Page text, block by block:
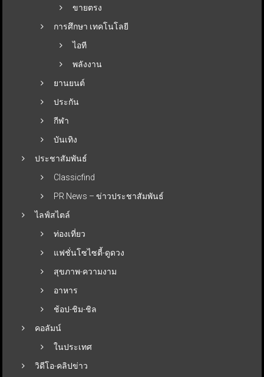
ขายตรง
การศึกษา เทคโนโลยี
ไอที
พลังงาน
ยานยนต์
ประกัน
กีฬา
บันเทิง
ประชาสัมพันธ์
Classicfind
PR News – ข่าวประชาสัมพันธ์
ไลฟ์สไตล์
ท่องเที่ยว
แฟชั่นโซไซตี้-ดูดวง
สุขภาพ-ความงาม
อาหาร
ช้อป-ชิม-ชิล
คอลัมน์
ในประเทศ
วิดีโอ-คลิปข่าว